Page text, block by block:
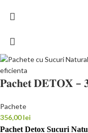
𝐏𝐚𝐜𝐡𝐞𝐭 𝐃𝐄𝐓𝐎𝐗 –
Pachete
356,00lei
Pachet Detox Sucuri